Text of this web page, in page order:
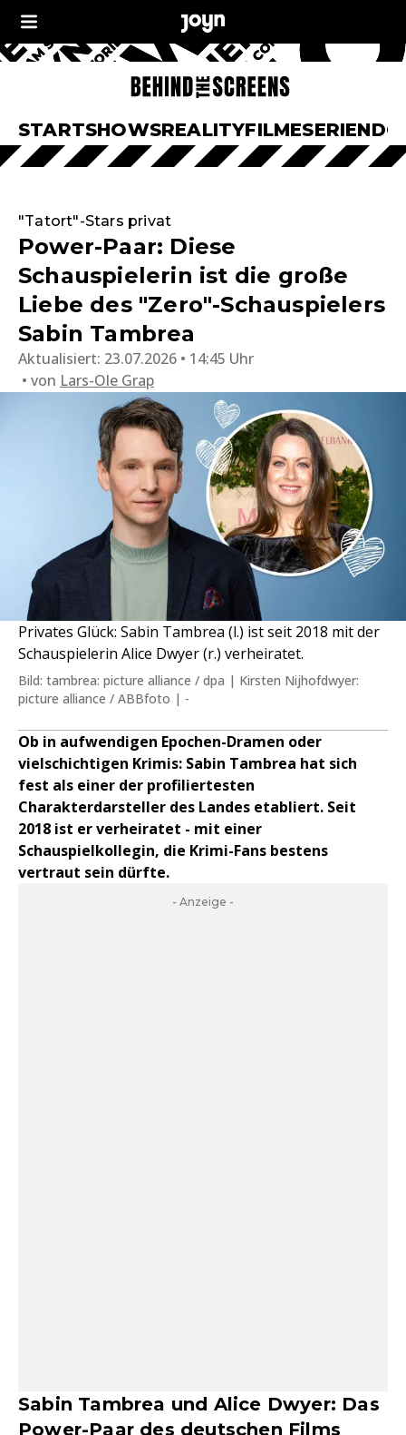
STARTSHOWSREALITYFILMESERIEN
"Tatort"-Stars privat
Power-Paar: Diese
Schauspielerin ist die große
Liebe des "Zero"-Schauspielers
Sabin Tambrea
Aktualisiert: 23.07.2026 • 14:45 Uhr
von Lars-Ole Grap
Privates Glück: Sabin Tambrea (l.) ist seit 2018 mit der
Schauspielerin Alice Dwyer (r.) verheiratet.
Bild: tambrea: picture alliance / dpa | Kirsten Nijhofdwyer:
picture alliance / ABBfoto | -
Ob in aufwendigen Epochen-Dramen oder
vielschichtigen Krimis: Sabin Tambrea hat sich
fest als einer der profiliertesten
Charakterdarsteller des Landes etabliert. Seit
2018 ist er verheiratet - mit einer
Schauspielkollegin, die Krimi-Fans bestens
vertraut sein dürfte.
- Anzeige -
Sabin Tambrea und Alice Dwyer: Das
Power-Paar des deutschen Films